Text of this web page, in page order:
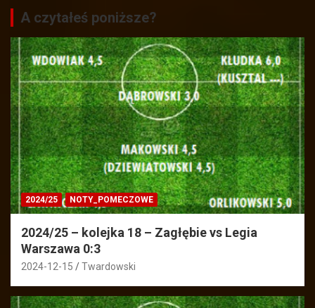
A czytałeś poniższe?
2024/25 NOTY_POMECZOWE
2024/25 – kolejka 18 – Zagłębie vs Legia
Warszawa 0:3
2024-12-15 Twardowski